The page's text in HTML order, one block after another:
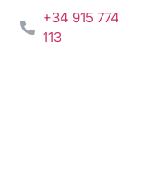
+34 915 774
113